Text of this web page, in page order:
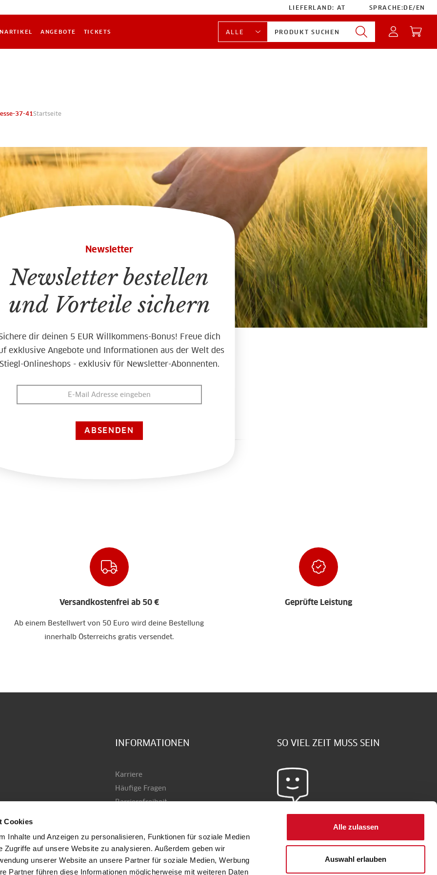
Cookies
Inhalte und Anzeigen zu personalisieren, Funktionen für soziale Medien
Zugriffe auf unsere Website zu analysieren. Außerdem geben wir
unserer Website an unsere Partner für soziale Medien, Werbung
Partner führen diese Informationen möglicherweise mit weiteren Daten
Alle zulassen
Auswahl erlauben
LIEFERLAND: AT SPRACHE:DE/EN
ANGEBOTE TICKETS
37-41Startseite
Newsletter
Newsletter bestellen
und Vorteile sichern
dir deinen 5 EUR Willkommens-Bonus! Freue dich
exklusive Angebote und Informationen aus der Welt des
Onlineshops - exklusiv für Newsletter-Abonnenten.
Versandkostenfrei ab 50 €
Ab einem Bestellwert von 50 Euro wird deine Bestellung
innerhalb Österreichs gratis versendet.
Geprüfte Leistung
INFORMATIONEN
Karriere
Häufige Fragen
Barrierefreiheit
Versand & Zahlung
Impressum
Kontakt
SO VIEL ZEIT MUSS SEIN
Sie haben Fragen?
Schreiben Sie uns doch -hiergehts zum